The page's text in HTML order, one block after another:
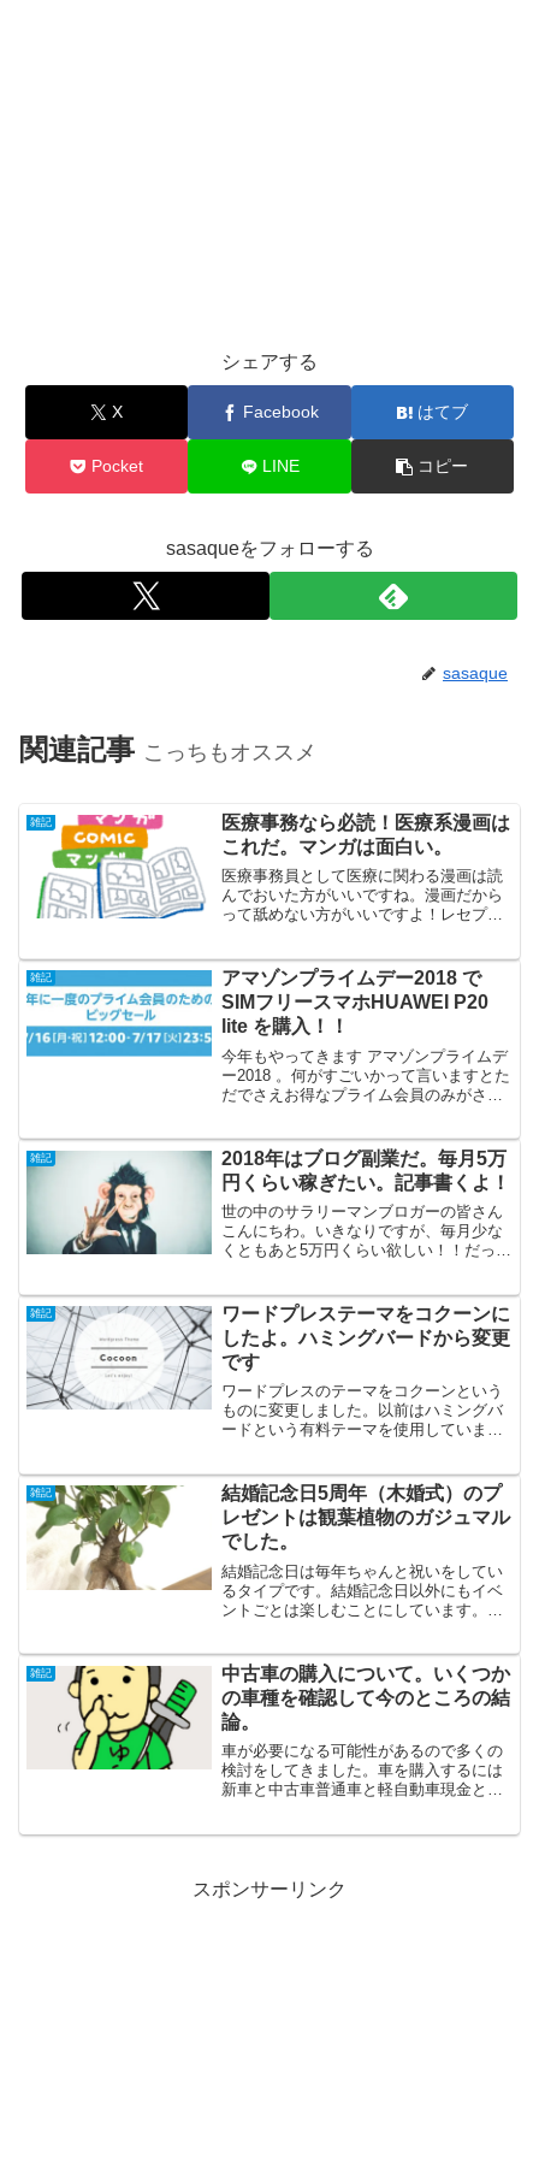
シェアする
X Facebook はてブ
Pocket LINE コピー
sasaqueをフォローする
sasaque
関連記事 こっちもオススメ
雑記
医療事務なら必読！医療系漫画は
これだ。マンガは面白い。
医療事務員として医療に関わる漫画は読
んでおいた方がいいですね。漫画だから
って舐めない方がいいですよ！レセプト
部分もあります。僕は漫画好きなんです
よ。だって面白いもの。面...
雑記
アマゾンプライムデー2018 で
SIMフリースマホHUAWEI P20
lite を購入！！
今年もやってきます アマゾンプライムデ
ー2018 。何がすごいかって言いますとた
だでさえお得なプライム会員のみがさら
12:00から7月17日23:59までの36時...
雑記
2018年はブログ副業だ。毎月5万
円くらい稼ぎたい。記事書くよ！
世の中のサラリーマンブロガーの皆さん
こんにちわ。いきなりですが、毎月少な
くともあと5万円くらい欲しい！！だって
か。なのでぼくの2018年の目標はブログ
で5万円を稼ぐで...
雑記
ワードプレステーマをコクーンに
したよ。ハミングバードから変更
です
ワードプレスのテーマをコクーンという
ものに変更しました。以前はハミングバ
ードという有料テーマを使用していまし
ところどころ修正したいポイントなどが
出てきました。カスタマイ...
雑記
結婚記念日5周年（木婚式）のプ
レゼントは観葉植物のガジュマル
でした。
結婚記念日は毎年ちゃんと祝いをしてい
るタイプです。結婚記念日以外にもイベ
ントごとは楽しむことにしています。結
婚式だから木製品をプレゼントするのが
定番のようです。今日...
雑記
中古車の購入について。いくつか
の車種を確認して今のところの結
論。
車が必要になる可能性があるので多くの
検討をしてきました。車を購入するには
新車と中古車普通車と軽自動車現金とロ
スポンサーリンク